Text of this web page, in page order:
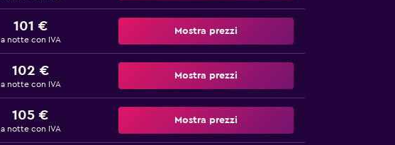
101 €
a notte con IVA
Mostra prezzi
102 €
a notte con IVA
Mostra prezzi
105 €
a notte con IVA
Mostra prezzi